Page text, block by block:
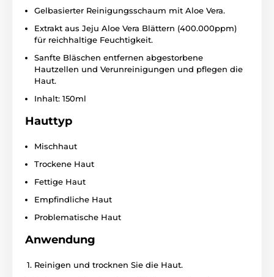
Gelbasierter Reinigungsschaum mit Aloe Vera.
Extrakt aus Jeju Aloe Vera Blättern (400.000ppm)
für reichhaltige Feuchtigkeit.
Sanfte Bläschen entfernen abgestorbene
Hautzellen und Verunreinigungen und pflegen die
Haut.
Inhalt: 150ml
Hauttyp
Mischhaut
Trockene Haut
Fettige Haut
Empfindliche Haut
Problematische Haut
Anwendung
Reinigen und trocknen Sie die Haut.